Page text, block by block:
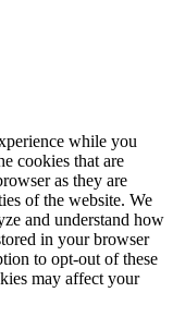
while you
cookies that are
as they are
of the website. We
and understand how
in your browser
to opt-out of these
may affect your